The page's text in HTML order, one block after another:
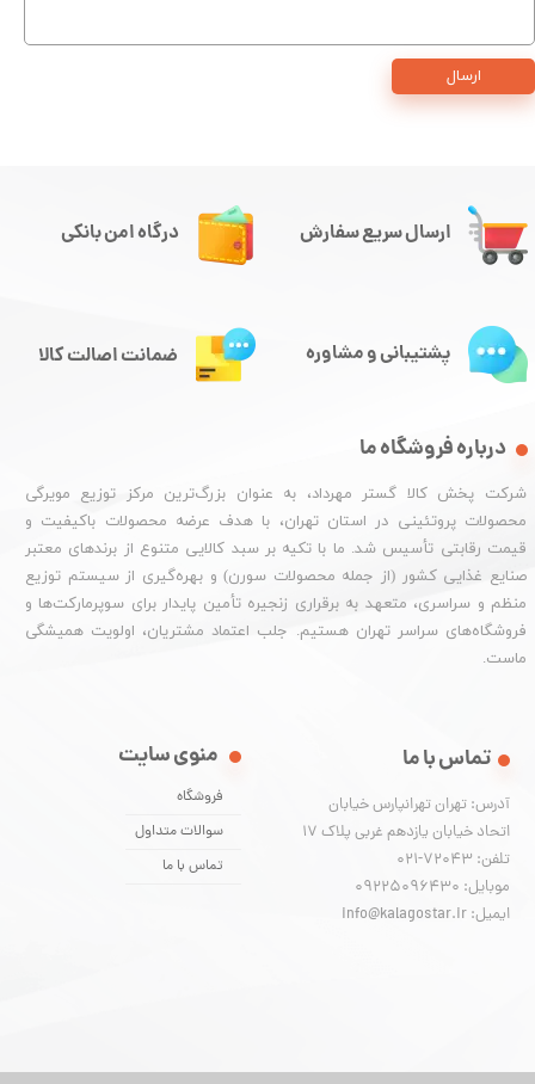
ارسال
ارسال سریع سفارش
درباره فروشگاه ما
شرکت پخش کالا گستر مهرداد، به عنوان بزرگ‌ترین مرکز توزیع مویرگی
محصولات پروتئینی در استان تهران، با هدف عرضه محصولات باکیفیت و
قیمت رقابتی تأسیس شد. ما با تکیه بر سبد کالایی متنوع از برندهای معتبر
صنایع غذایی کشور (از جمله محصولات سورن) و بهره‌گیری از سیستم توزیع
منظم و سراسری، متعهد به برقراری زنجیره تأمین پایدار برای سوپرمارکت‌ها و
فروشگاه‌های سراسر تهران هستیم. جلب اعتماد مشتریان، اولویت همیشگی
ماست.
منوی سایت
فروشگاه
سوالات متداول
تماس با ما
تماس با ما
آدرس: تهران تهرانپارس خیابان
اتحاد خیابان یازدهم غربی پلاک ۱۷
تلفن: 72043-021
موبایل: 09225096430
ایمیل: info@kalagostar.ir
درگاه امن بانکی
پشتیبانی و مشاوره ضمانت اصالت کالا